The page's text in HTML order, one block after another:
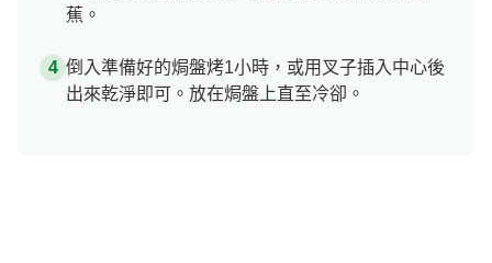
蕉。
倒入準備好的焗盤烤1小時，或用叉子插入中心後
出來乾淨即可。放在焗盤上直至冷卻。